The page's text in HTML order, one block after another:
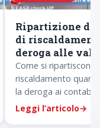
Ripartizione
di
deroga alle
termostatiche
Come si ripartiscono
riscaldamento
la deroga ai
criterio millesimale,
Leggi l’articolo→